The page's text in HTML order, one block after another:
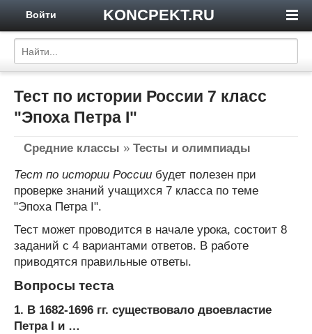
KONCPEKT.RU
Войти
Тест по истории России 7 класс
"Эпоха Петра I"
Средние классы » Тесты и олимпиады
Тест по истории России будет полезен при
проверке знаний учащихся 7 класса по теме
"Эпоха Петра I".
Тест может проводится в начале урока, состоит 8
заданий с 4 вариантами ответов. В работе
приводятся правильные ответы.
Вопросы теста
1. В 1682-1696 гг. существовало двоевластие
Петра I и …